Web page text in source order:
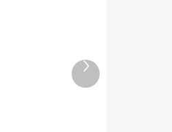
NA OBJEDNÁNÍ 5 - 7
DNÍ
Další
produkt